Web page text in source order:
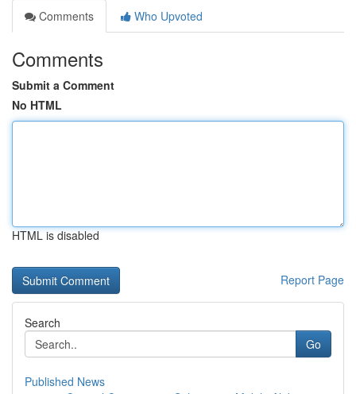
Comments
Who Upvoted
Comments
Submit a Comment
No HTML
HTML is disabled
Report Page
Search
Go
Published News